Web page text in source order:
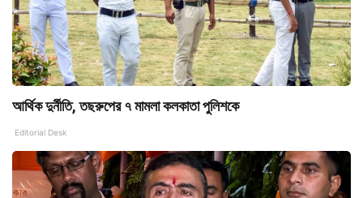
আর্থিক দুর্নীতি, তছরুপের ৭ মামলা কলকাতা পুলিশকে
Editorial Desk